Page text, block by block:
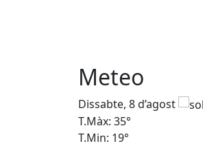
Meteo
Dissabte, 8 d’agost
T.Màx: 35°
T.Min: 19°